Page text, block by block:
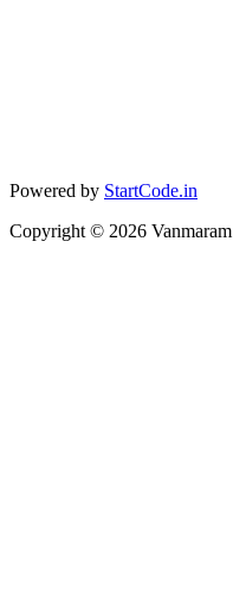
Powered by StartCode.in
Copyright © 2026 Vanmaram